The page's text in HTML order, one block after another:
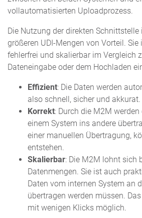
vollautomatisierten Uploadprozess.
Die Nutzung der direkten Schnittstelle
größeren UDI-Mengen von Vorteil. Sie
fehlerfrei und skalierbar im Vergleich
Dateneingabe oder dem Hochladen
Effizient: Die Daten werden
also schnell, sicher und akkurat.
Korrekt: Durch die M2M
einem System ins andere
einer manuellen Übertragung,
entstehen.
Skalierbar: Die M2M lohnt sich
Datenmengen. Sie ist auch
Daten vom internen System an
übertragen werden müssen.
mit wenigen Klicks möglich.